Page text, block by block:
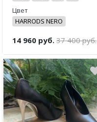
Цвет
HARRODS NERO
14 960 руб. 37 400 руб.